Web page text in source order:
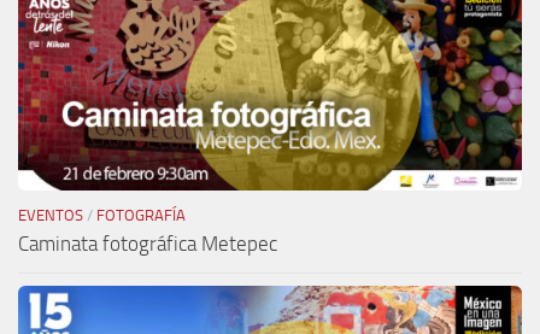
EVENTOS / FOTOGRAFÍA
Caminata fotográfica Metepec